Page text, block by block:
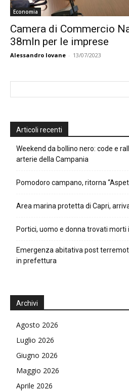
Economia
Camera di Commercio
38mln per le imprese
Alessandro Iovane - 13/07/2023
Articoli recenti
Weekend da bollino nero: code e
arterie della Campania
Pomodoro campano, ritorna
Area marina protetta di Capri,
Portici, uomo e donna trovati morti
Emergenza abitativa post
in prefettura
Archivi
Agosto 2026
Luglio 2026
Giugno 2026
Maggio 2026
Aprile 2026